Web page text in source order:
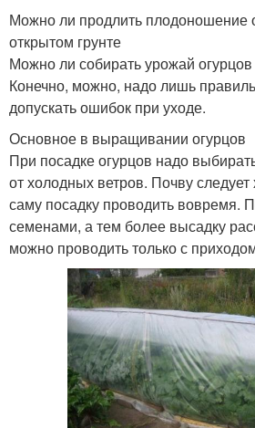
Можно ли продлить плодоношение
открытом грунте
Можно ли собирать урожай
Конечно, можно, надо лишь
допускать ошибок при уходе.
Основное в выращивании огурцов
При посадке огурцов надо
от холодных ветров. Почву
саму посадку проводить вовремя.
семенами, а тем более высадку
можно проводить только с